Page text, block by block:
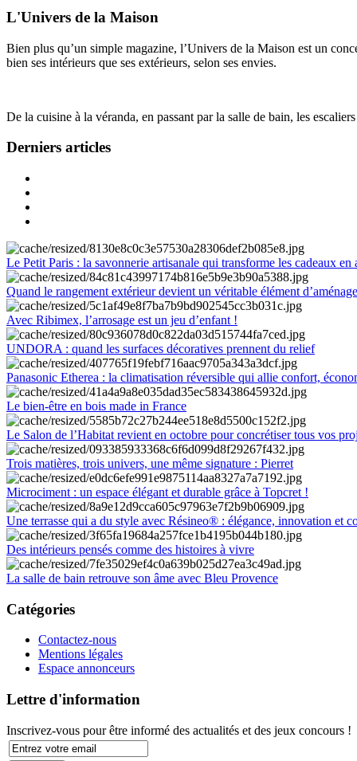
L'Univers de la Maison
Bien plus qu’un simple magazine, l’Univers de la Maison est un
bien ses intérieurs que ses extérieurs, selon ses envies.
De la cuisine à la véranda, en passant par la salle de bain, les
Derniers articles
Le Petit Paris : la savonnerie artisanale qui transforme les cadeaux en
Quand le rangement extérieur devient un véritable élément
Avec Ribimex, l’arrosage est un jeu d’enfant !
UNDORA : quand les surfaces décoratives prennent du relief
Panasonic Etherea : la climatisation réversible qui allie confort,
Le bien-être en bois made in France
Le Salon de l’Habitat revient en octobre pour concrétiser tous vos
Trois matières, trois univers, une même signature : Pierret
Microciment : un espace élégant et durable grâce à Topcret !
Une terrasse qui a du style avec Résineo® : élégance, innovation et
Des intérieurs pensés comme des histoires à vivre
La salle de bain retrouve son âme avec Bleu Provence
Catégories
Contactez-nous
Mentions légales
Espace annonceurs
Lettre d'information
Inscrivez-vous pour être informé des actualités et des jeux concours !